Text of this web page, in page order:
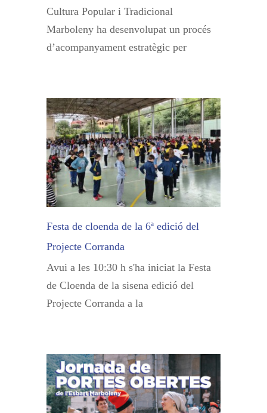
Cultura Popular i Tradicional
Marboleny ha desenvolupat un procés
d’acompanyament estratègic per
Festa de cloenda de la 6ª edició del
Projecte Corranda
Avui a les 10:30 h s'ha iniciat la Festa
de Cloenda de la sisena edició del
Projecte Corranda a la